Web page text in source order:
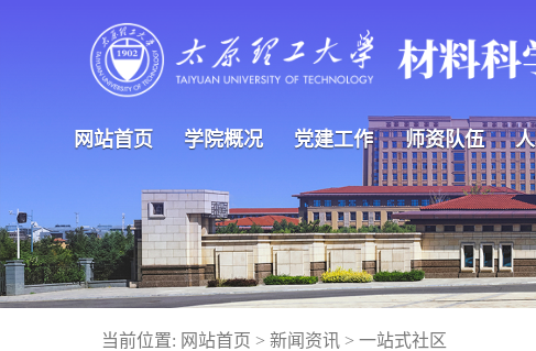
网站首页 学院概况 党建工作 师资队伍
当前位置: 网站首页 >新闻资讯 >一站式社区